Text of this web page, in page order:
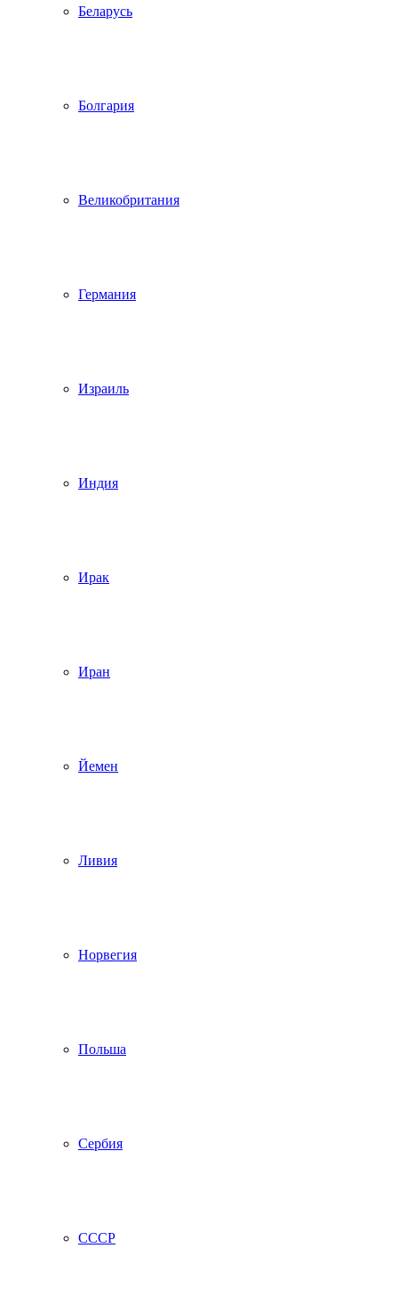
Беларусь
Болгария
Великобритания
Германия
Израиль
Индия
Ирак
Иран
Йемен
Ливия
Норвегия
Польша
Сербия
СССР